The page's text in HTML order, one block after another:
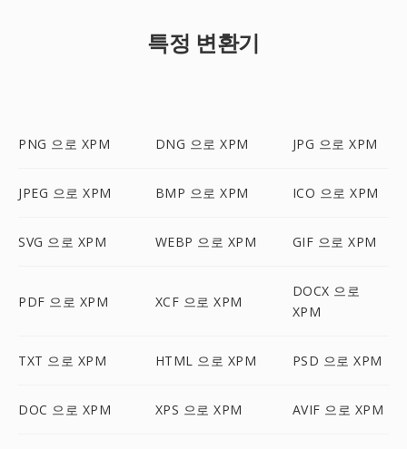
특정 변환기
PNG 으로 XPM DNG 으로 XPM JPG 으로 XPM
JPEG 으로 XPM BMP 으로 XPM ICO 으로 XPM
SVG 으로 XPM WEBP 으로 XPM GIF 으로 XPM
PDF 으로 XPM XCF 으로 XPM
DOCX 으로
XPM
TXT 으로 XPM HTML 으로 XPM PSD 으로 XPM
DOC 으로 XPM XPS 으로 XPM AVIF 으로 XPM